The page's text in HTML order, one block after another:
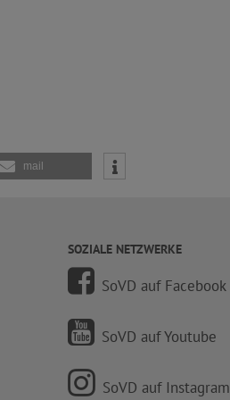
mail
SOZIALE NETZWERKE
SoVD auf Facebook
SoVD auf Youtube
SoVD auf Instagram